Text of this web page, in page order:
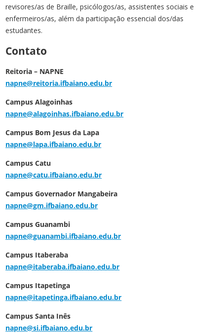
revisores/as de Braille, psicólogos/as, assistentes sociais e
enfermeiros/as, além da participação essencial dos/das
estudantes.
Contato
Reitoria – NAPNE
napne@reitoria.ifbaiano.edu.br
Campus Alagoinhas
napne@alagoinhas.ifbaiano.edu.br
Campus Bom Jesus da Lapa
napne@lapa.ifbaiano.edu.br
Campus Catu
napne@catu.ifbaiano.edu.br
Campus Governador Mangabeira
napne@gm.ifbaiano.edu.br
Campus Guanambi
napne@guanambi.ifbaiano.edu.br
Campus Itaberaba
napne@itaberaba.ifbaiano.edu.br
Campus Itapetinga
napne@itapetinga.ifbaiano.edu.br
Campus Santa Inês
napne@si.ifbaiano.edu.br